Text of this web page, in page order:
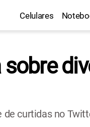
Celulares
de curtidas no